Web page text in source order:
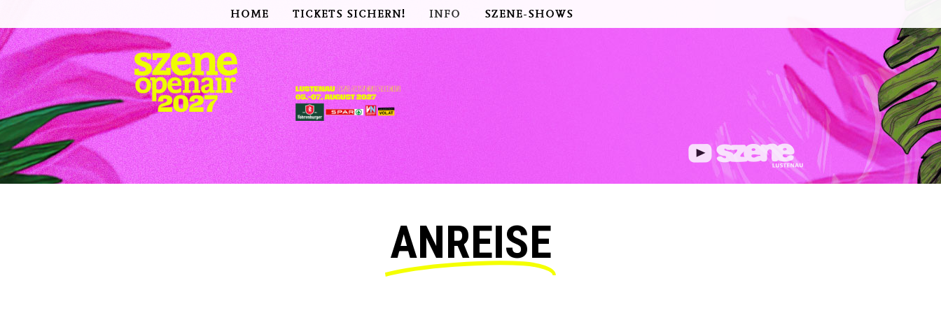
HOME TICKETS SICHERN! INFO SZENE-SHOWS
ANREISE